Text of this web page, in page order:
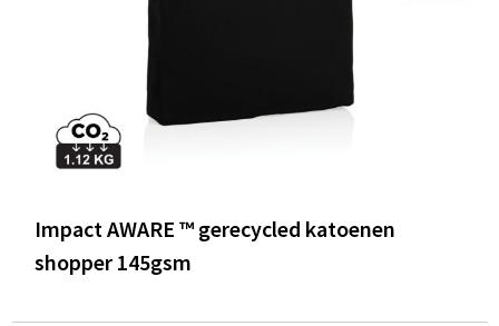
Impact AWARE ™ gerecycled katoenen
shopper 145gsm